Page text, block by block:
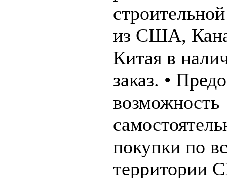
из США,
Китая в
заказ. •
возможность
покупки по
территории